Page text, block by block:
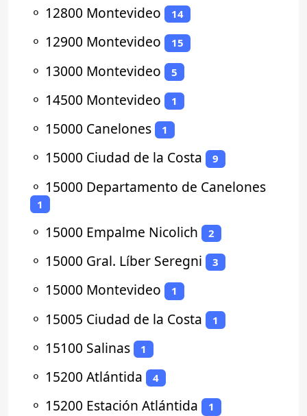
⚬ 12800 Montevideo 14
⚬ 12900 Montevideo 15
⚬ 13000 Montevideo 5
⚬ 14500 Montevideo 1
⚬ 15000 Canelones 1
⚬ 15000 Ciudad de la Costa 9
⚬ 15000 Departamento de Canelones
1
⚬ 15000 Empalme Nicolich 2
⚬ 15000 Gral. Líber Seregni 3
⚬ 15000 Montevideo 1
⚬ 15005 Ciudad de la Costa 1
⚬ 15100 Salinas 1
⚬ 15200 Atlántida 4
⚬ 15200 Estación Atlántida 1